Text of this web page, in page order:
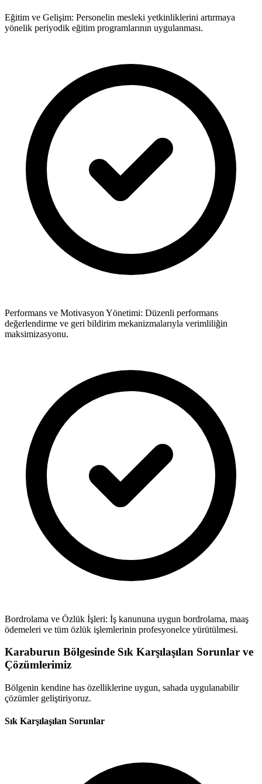
Eğitim ve Gelişim: Personelin mesleki yetkinliklerini artırmaya
yönelik periyodik eğitim programlarının uygulanması.
Performans ve Motivasyon Yönetimi: Düzenli performans
değerlendirme ve geri bildirim mekanizmalarıyla verimliliğin
maksimizasyonu.
Bordrolama ve Özlük İşleri: İş kanununa uygun bordrolama, maaş
ödemeleri ve tüm özlük işlemlerinin profesyonelce yürütülmesi.
Karaburun Bölgesinde Sık Karşılaşılan Sorunlar ve
Çözümlerimiz
Bölgenin kendine has özelliklerine uygun, sahada uygulanabilir
çözümler geliştiriyoruz.
Sık Karşılaşılan Sorunlar